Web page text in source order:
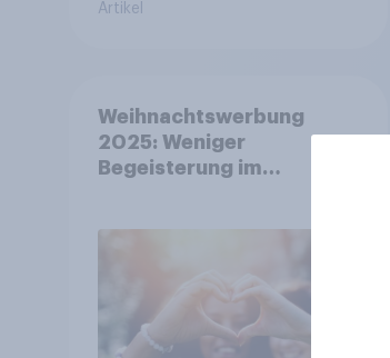
Artikel
Weihnachtswerbung
2025: Weniger
Begeisterung im
Werbelieblinge an